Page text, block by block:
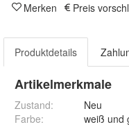
Merken Preis
Produktdetails
Artikelmerkmale
Zustand:
Neu
Farbe: